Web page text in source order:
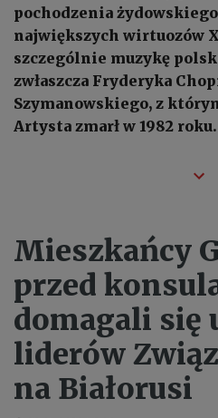
pochodzenia
największych wirtuozów
szczególnie muzykę
zwłaszcza Fryderyka
Szymanowskiego, z
Artysta zmarł w 1982 roku.
Mieszkańcy
przed
domagali się
liderów
na Białorusi